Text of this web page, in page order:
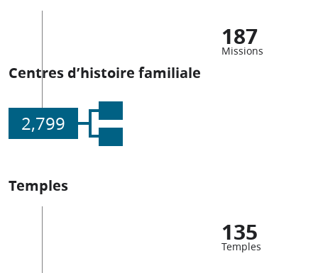
187
Missions
Centres d’histoire familiale
2,799
Temples
135
Temples